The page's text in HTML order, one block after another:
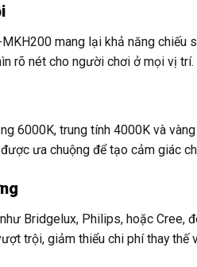
mang lại khả năng chiếu
rõ nét cho người chơi ở mọi vị trí.
6000K, trung tính 4000K và
ưa chuộng để tạo cảm giác
Bridgelux, Philips, hoặc Cree,
trội, giảm thiểu chi phí thay thế